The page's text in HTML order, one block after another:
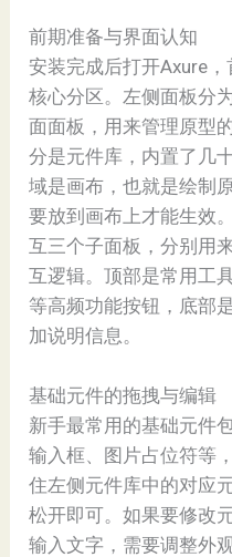
前期准备与界面认知
安装完成后打开Axure
核心分区。左侧面板分
面面板，用来管理原型
分是元件库，内置了几
域是画布，也就是绘制
要放到画布上才能生效
互三个子面板，分别用
互逻辑。顶部是常用工
等高频功能按钮，底部
加说明信息。
基础元件的拖拽与编辑
新手最常用的基础元件
输入框、图片占位符等
住左侧元件库中的对应
松开即可。如果要修改
输入文字，需要调整外